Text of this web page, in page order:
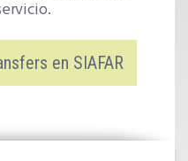
en SIAFAR